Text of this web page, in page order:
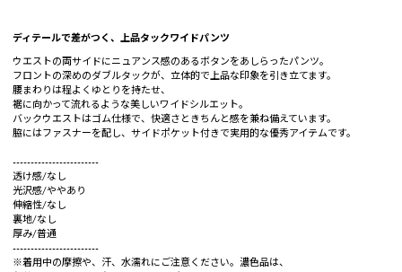
ディテールで差がつく、上品タックワイドパンツ
ウエストの両サイドにニュアンス感のあるボタンをあしらったパンツ。
フロントの深めのダブルタックが、立体的で上品な印象を引き立てます。
腰まわりは程よくゆとりを持たせ、
裾に向かって流れるような美しいワイドシルエット。
バックウエストはゴム仕様で、快適さときちんと感を兼ね備えています。
脇にはファスナーを配し、サイドポケット付きで実用的な優秀アイテムです。
------------------------
透け感/なし
光沢感/ややあり
伸縮性/なし
裏地/なし
厚み/普通
------------------------
※着用中の摩擦や、汗、水濡れにご注意ください。濃色品は、